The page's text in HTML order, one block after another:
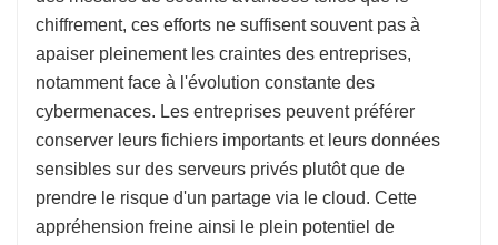
chiffrement, ces efforts ne suffisent souvent pas à
apaiser pleinement les craintes des entreprises,
notamment face à l'évolution constante des
cybermenaces. Les entreprises peuvent préférer
conserver leurs fichiers importants et leurs données
sensibles sur des serveurs privés plutôt que de
prendre le risque d'un partage via le cloud. Cette
appréhension freine ainsi le plein potentiel de